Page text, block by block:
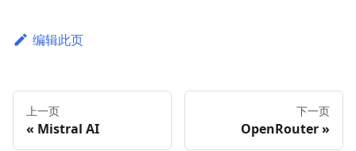
编辑此页
上一页
Mistral AI
下一页
OpenRouter